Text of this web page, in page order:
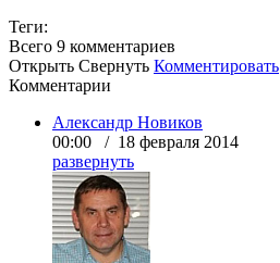
Теги:
Всего 9 комментариев
Открыть Свернуть Комментировать
Комментарии
Александр Новиков
00:00 / 18 февраля 2014
развернуть